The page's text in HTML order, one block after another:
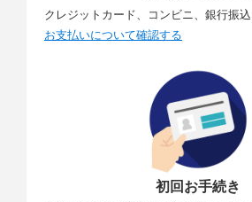
クレジットカード、コンビニ、銀行振
お支払いについて確認する
初回お手続き